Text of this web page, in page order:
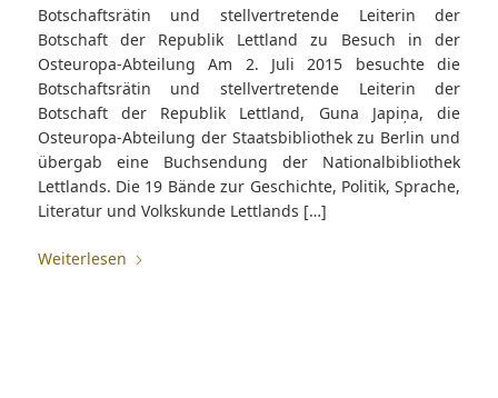
Botschaftsrätin und stellvertretende Leiterin der
Botschaft der Republik Lettland zu Besuch in der
Osteuropa-Abteilung Am 2. Juli 2015 besuchte die
Botschaftsrätin und stellvertretende Leiterin der
Botschaft der Republik Lettland, Guna Japiņa, die
Osteuropa-Abteilung der Staatsbibliothek zu Berlin und
übergab eine Buchsendung der Nationalbibliothek
Lettlands. Die 19 Bände zur Geschichte, Politik, Sprache,
Literatur und Volkskunde Lettlands […]
Weiterlesen